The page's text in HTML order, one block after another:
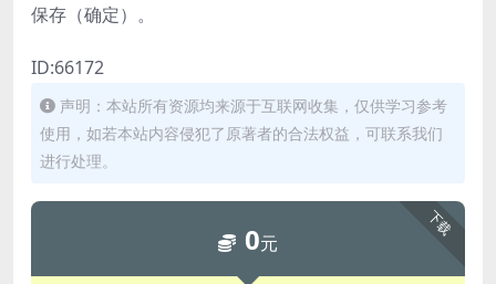
保存（确定）。
ID:66172
声明：本站所有资源均来源于互联网收集，仅供学习参考
使用，如若本站内容侵犯了原著者的合法权益，可联系我们
进行处理。
下载
0元